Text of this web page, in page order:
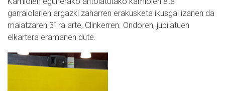
garraiolarien argazki zaharren erakusketa ikusgai izanen da
maiatzaren 31ra arte, Clinkerren. Ondoren, jubilatuen
elkartera eramanen dute.